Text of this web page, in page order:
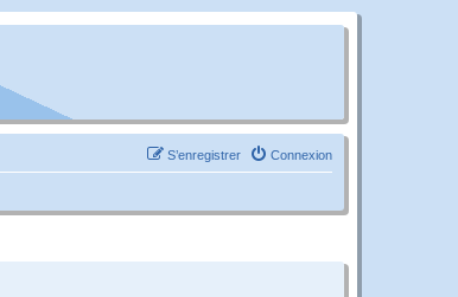
Connexion
S’enregistrer